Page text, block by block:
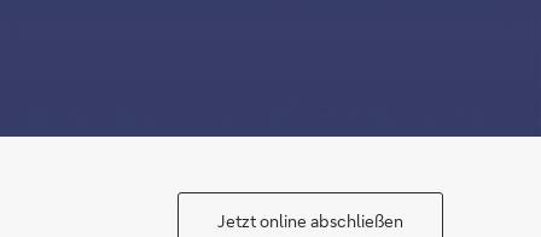
Jetzt online abschließen